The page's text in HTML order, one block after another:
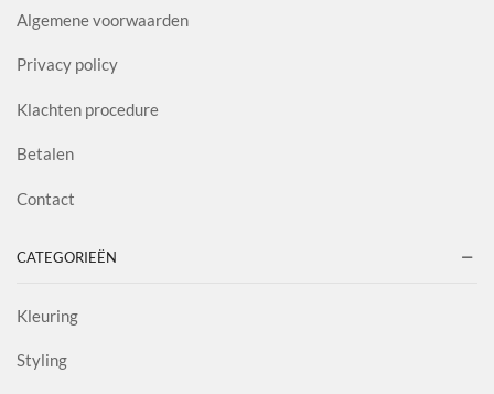
Algemene voorwaarden
Privacy policy
Klachten procedure
Betalen
Contact
CATEGORIEËN
Kleuring
Styling